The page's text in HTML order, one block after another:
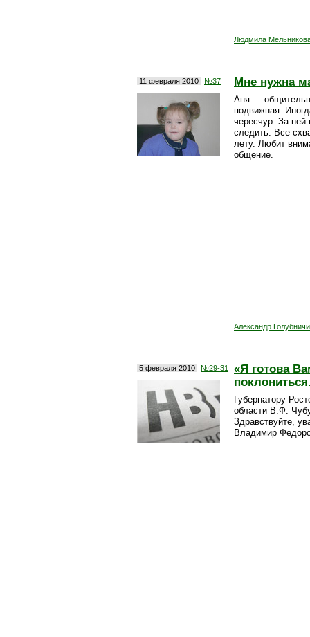
Людмила
11 февраля 2010 №37 Мне нужна
Аня —
подвижная.
чересчур. За ней
следить. Все
лету. Любит
общение.
Александр
5 февраля 2010 №29-31
«Я готова
Губернатору
области В.Ф.
Здравствуйте,
Владимир